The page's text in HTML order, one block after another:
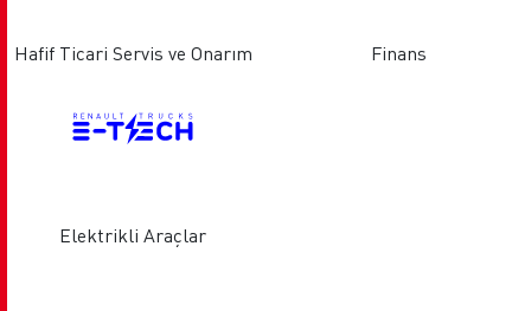
Hafif Ticari Servis ve Onarım Finans
Elektrikli Araçlar